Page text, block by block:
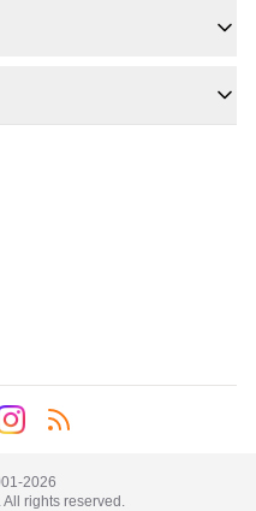
2026
All rights reserved.